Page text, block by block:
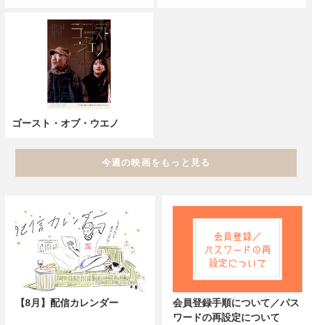
ゴースト・オブ・ウエノ
今週の映画をもっと見る
【8月】配信カレンダー
会員登録手順について／パス
ワードの再設定について